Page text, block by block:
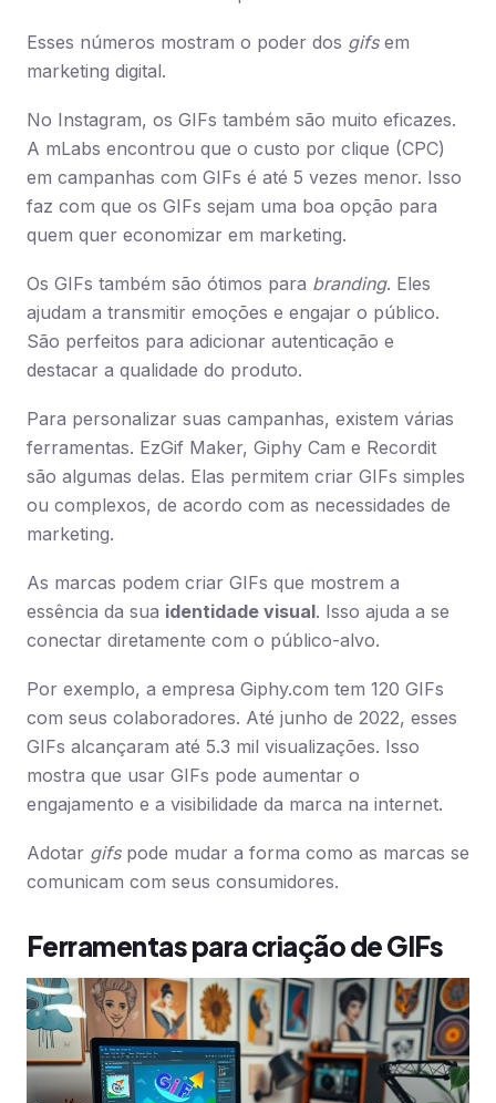
Esses números mostram o poder dos gifsem
marketing digital.
No Instagram, os GIFs também são muito eficazes.
A mLabs encontrou que o custo por clique (CPC)
em campanhas com GIFs é até 5 vezes menor. Isso
faz com que os GIFs sejam uma boa opção para
quem quer economizar em marketing.
Os GIFs também são ótimos para branding. Eles
ajudam a transmitir emoções e engajar o público.
São perfeitos para adicionar autenticação e
destacar a qualidade do produto.
Para personalizar suas campanhas, existem várias
ferramentas. EzGif Maker, Giphy Cam e Recordit
são algumas delas. Elas permitem criar GIFs simples
ou complexos, de acordo com as necessidades de
marketing.
As marcas podem criar GIFs que mostrem a
essência da sua identidade visual. Isso ajuda a se
conectar diretamente com o público-alvo.
Por exemplo, a empresa Giphy.com tem 120 GIFs
com seus colaboradores. Até junho de 2022, esses
GIFs alcançaram até 5.3 mil visualizações. Isso
mostra que usar GIFs pode aumentar o
engajamento e a visibilidade da marca na internet.
Adotar gifspode mudar a forma como as marcas se
comunicam com seus consumidores.
Ferramentas para criação de GIFs